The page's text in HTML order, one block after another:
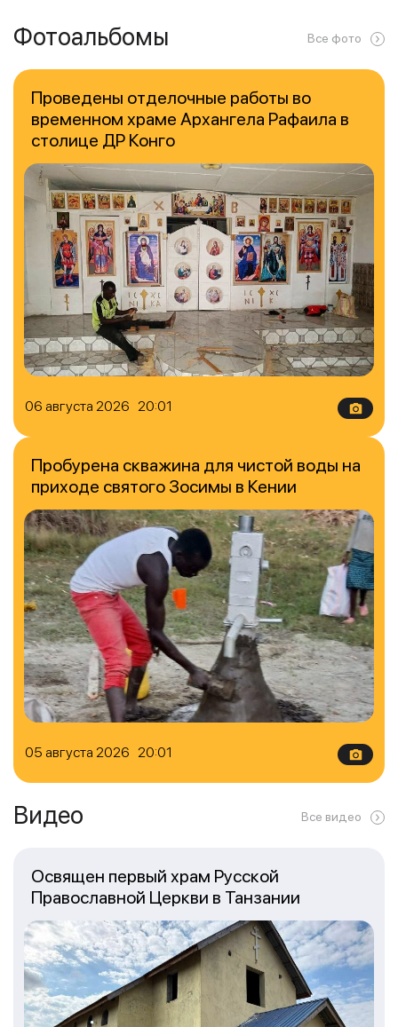
Фотоальбомы Все фото
06 августа 2026 20:01
Проведены отделочные работы во
временном храме Архангела Рафаила в
столице ДР Конго
05 августа 2026 20:01
Пробурена скважина для чистой воды на
приходе святого Зосимы в Кении
Видео Все видео
Освящен первый храм Русской
Православной Церкви в Танзании